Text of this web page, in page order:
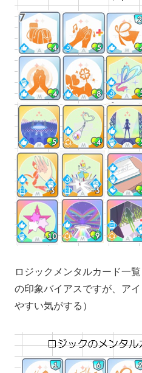
ロジックメンタルカード
の印象バイアスですが、ア
やすい気がする）